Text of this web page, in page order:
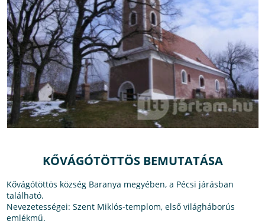
KŐVÁGÓTÖTTÖS BEMUTATÁSA
Kővágótöttös község Baranya megyében, a Pécsi járásban
található.
Nevezetességei: Szent Miklós-templom, első világháborús
emlékmű.